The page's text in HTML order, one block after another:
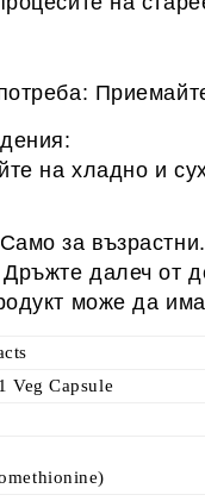
:
на хладно и
Само за възрастни.
Дръжте далеч от
може да
1 Veg Capsule